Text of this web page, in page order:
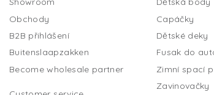
Obchody
B2B přihlášení
Buitenslaapzakken
Become wholesale partner
Capáčky
Dětské deky
Fusak do
Zimní spací
Zavinovačky